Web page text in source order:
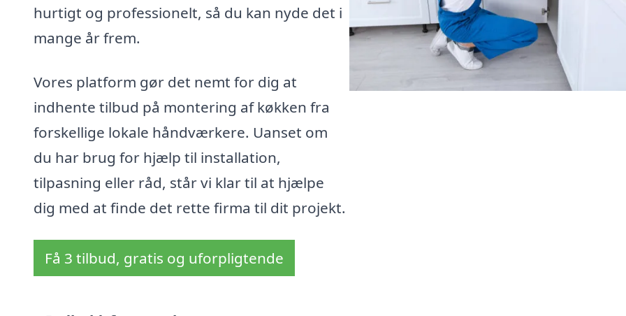
hurtigt og professionelt, så du kan nyde det i
mange år frem.
Vores platform gør det nemt for dig at
indhente tilbud på montering af køkken fra
forskellige lokale håndværkere. Uanset om
du har brug for hjælp til installation,
tilpasning eller råd, står vi klar til at hjælpe
dig med at finde det rette firma til dit projekt.
Få 3 tilbud, gratis og uforpligtende